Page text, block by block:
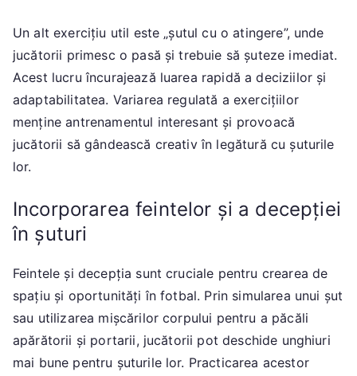
Un alt exercițiu util este „șutul cu o atingere”, unde
jucătorii primesc o pasă și trebuie să șuteze imediat.
Acest lucru încurajează luarea rapidă a deciziilor și
adaptabilitatea. Variarea regulată a exercițiilor
menține antrenamentul interesant și provoacă
jucătorii să gândească creativ în legătură cu șuturile
lor.
Incorporarea feintelor și a decepției
în șuturi
Feintele și decepția sunt cruciale pentru crearea de
spațiu și oportunități în fotbal. Prin simularea unui șut
sau utilizarea mișcărilor corpului pentru a păcăli
apărătorii și portarii, jucătorii pot deschide unghiuri
mai bune pentru șuturile lor. Practicarea acestor